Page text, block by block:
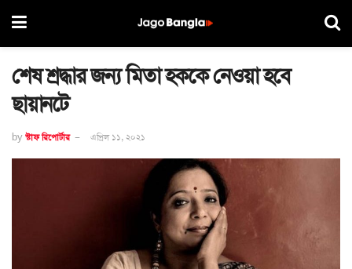
শেষ শ্রদ্ধার জন্য মিতা হককে নেওয়া হবে
ছায়ানটে
by স্টাফ রিপোর্টার এপ্রিল ১১, ২০২১